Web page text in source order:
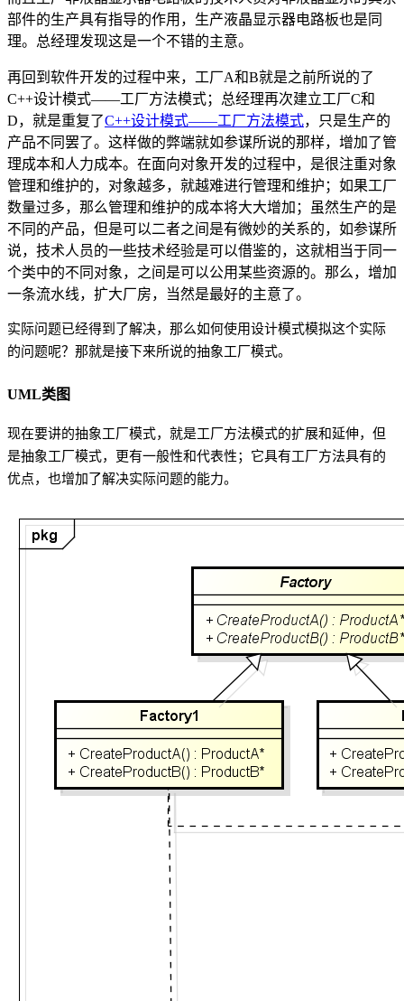
部件的生产具有指导的作用，生产液晶显示器电路板也是同
理。总经理发现这是一个不错的主意。
再回到软件开发的过程中来，工厂A和B就是之前所说的了
C++设计模式——工厂方法模式；总经理再次建立工厂C和
D，就是重复了C++设计模式——工厂方法模式，只是生产的
产品不同罢了。这样做的弊端就如参谋所说的那样，增加了管
理成本和人力成本。在面向对象开发的过程中，是很注重对象
管理和维护的，对象越多，就越难进行管理和维护；如果工厂
数量过多，那么管理和维护的成本将大大增加；虽然生产的是
不同的产品，但是可以二者之间是有微妙的关系的，如参谋所
说，技术人员的一些技术经验是可以借鉴的，这就相当于同一
个类中的不同对象，之间是可以公用某些资源的。那么，增加
一条流水线，扩大厂房，当然是最好的主意了。
实际问题已经得到了解决，那么如何使用设计模式模拟这个实际
的问题呢？那就是接下来所说的抽象工厂模式。
UML类图
现在要讲的抽象工厂模式，就是工厂方法模式的扩展和延伸，但
是抽象工厂模式，更有一般性和代表性；它具有工厂方法具有的
优点，也增加了解决实际问题的能力。